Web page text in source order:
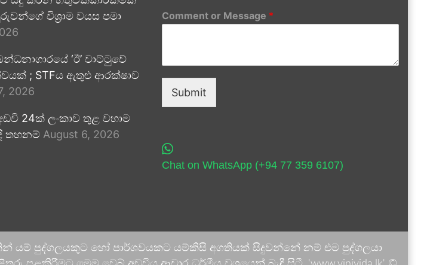
විශ්‍රාම වයස පමා
‘ඊ’ වාට්ටුවේ
; STFය ඇතුළු ආරක්ෂාව
2026
24ක් ලංකාව තුළ වහාම
තහනම් August 6, 2026
Comment or Message *
Submit
Chat on WhatsApp (+94 77 359 6107)
යම් පුද්ගලයකුට හෝ පාර්ශවයකට යම්කිසි අගතියක් සිදුවන්නේ නම් එම පුද්ගලයා